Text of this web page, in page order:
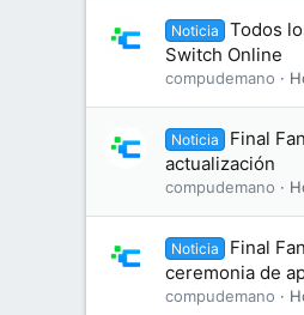
Noticia
Todos
Switch Online
compudemano
Noticia
Final
actualización
compudemano
Noticia
Final
ceremonia de
compudemano